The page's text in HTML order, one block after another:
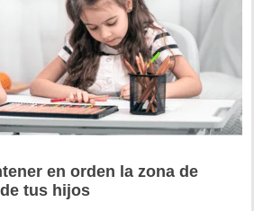
en orden la zona de
tus hijos